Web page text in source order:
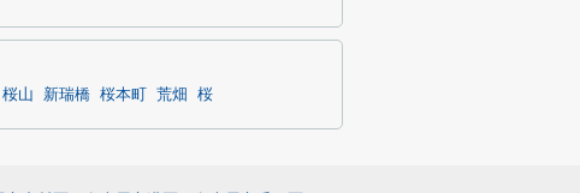
桜山 新瑞橋 桜本町 荒畑 桜